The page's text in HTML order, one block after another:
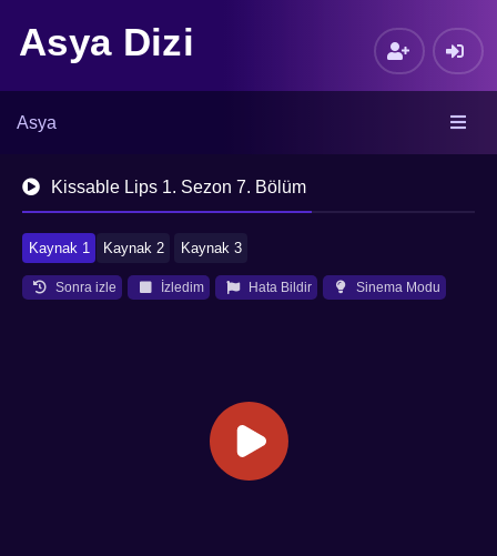
Asya Dizi
Asya
Kissable Lips 1. Sezon 7. Bölüm
Kaynak 1 Kaynak 2 Kaynak 3
Sonra izle İzledim Hata Bildir Sinema Modu